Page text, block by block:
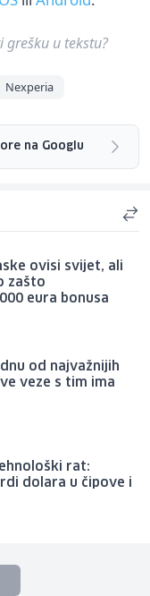
grešku u tekstu?
Nexperia
na Googlu
ovisi svijet, ali
zašto
eura bonusa
od najvažnijih
veze s tim ima
rat:
dolara u čipove i